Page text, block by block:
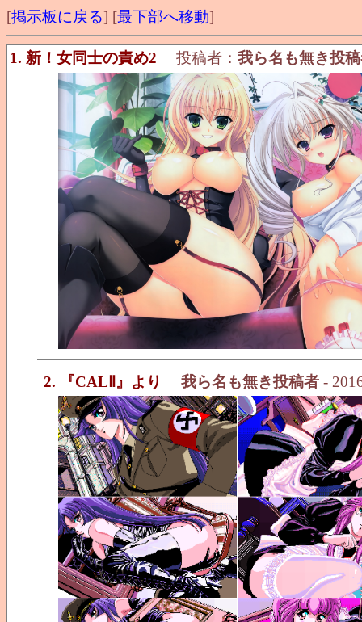
[掲示板に戻る] [最下部へ移動]
1. 新！女同士の責め2 投稿者： 我ら名も無き投
2. 『CALⅡ』より 我ら名も無き投稿者 -